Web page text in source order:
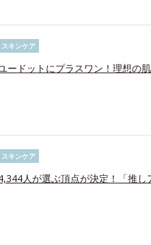
スキンケア
ードットにプラスワン！理想の
スキンケア
人が選ぶ頂点が決定！「推